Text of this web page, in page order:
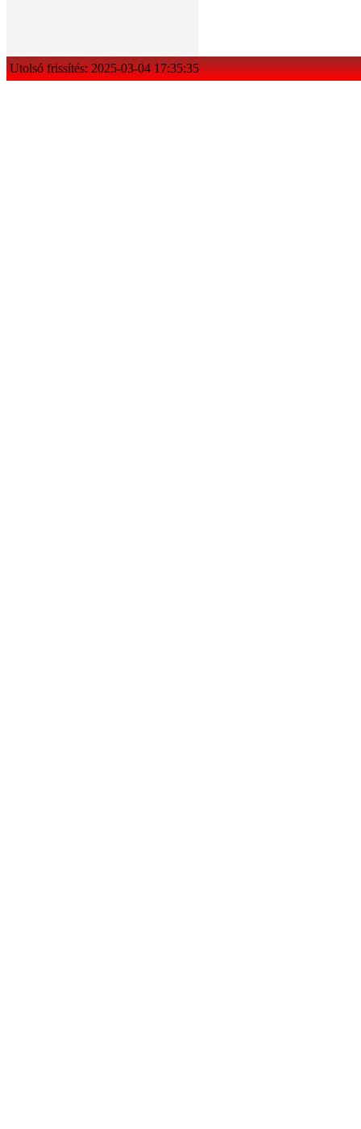
Utolsó frissítés: 2025-03-04 17:35:35